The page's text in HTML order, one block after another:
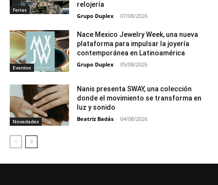
Ferias
relojería
Grupo Duplex - 07/08/2026
Eventos
Nace Mexico Jewelry Week, una nueva
plataforma para impulsar la joyería
contemporánea en Latinoamérica
Grupo Duplex - 05/08/2026
Novedades
Nanis presenta SWAY, una colección
donde el movimiento se transforma en
luz y sonido
Beatriz Badás - 04/08/2026